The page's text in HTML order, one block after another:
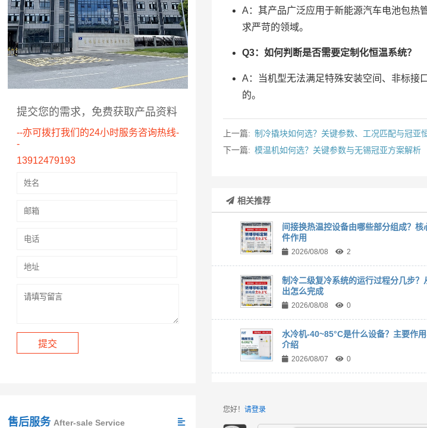
A：其产品广泛应用于新能源汽车电池包热
求严苛的领域。
Q3：如何判断是否需要定制化恒温系统？
A：当机型无法满足特殊安装空间、非标接
的。
上一篇: 制冷撬块如何选？关键参数、工况匹配与冠亚
下一篇: 模温机如何选？关键参数与无锡冠亚方案解析
相关推荐
间接换热温控设备由哪些部分组成？核
件作用
2026/08/08 2
制冷二级复冷系统的运行过程分几步？
出怎么完成
2026/08/08 0
水冷机-40~85°C是什么设备？主要作
介绍
2026/08/07 0
您好！ 请登录
提交您的需求，免费获取产品资料
--亦可拨打我们的24小时服务咨询热线-
-
13912479193
售后服务 After-sale Service